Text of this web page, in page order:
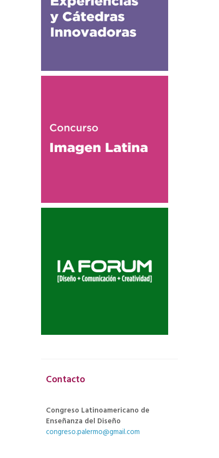
Contacto
Congreso Latinoamericano de
Enseñanza del Diseño
congreso.palermo@gmail.com